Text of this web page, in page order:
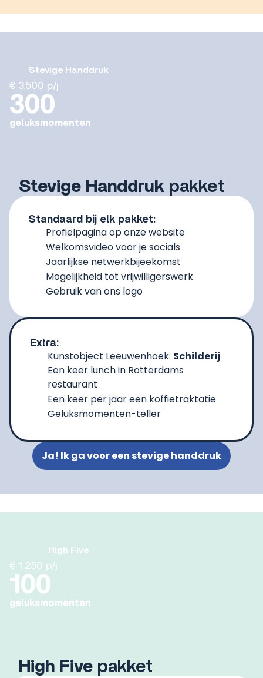
Stevige Handdruk
€ 3.500 p/j
300
geluksmomenten
Stevige Handdruk pakket
Standaard bij elk pakket:
Profielpagina op onze website
Welkomsvideo voor je socials​
Jaarlijkse netwerkbijeekomst ​
Mogelijkheid tot vrijwilligerswerk ​
Gebruik van ons logo​
Extra:
Kunstobject Leeuwenhoek: Schilderij
Een keer lunch in Rotterdams
restaurant ​
Een keer per jaar een koffietraktatie​
Geluksmomenten-teller​
Ja! Ik ga voor een stevige handdruk
High Five pakket
High Five
€ 1.250 p/j
100
geluksmomenten